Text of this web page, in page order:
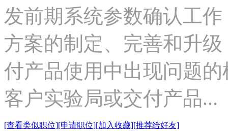
发前期系统参数确认工
方案的制定、完善和升
付产品使用中出现问题
客户实验局或交付产品...
[查看类似职位][申请职位][加入收藏][推荐给好友]